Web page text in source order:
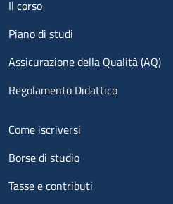
Il corso
Piano di studi
Assicurazione della Qualità (AQ)
Regolamento Didattico
Menu footer 2
Come iscriversi
Borse di studio
Tasse e contributi